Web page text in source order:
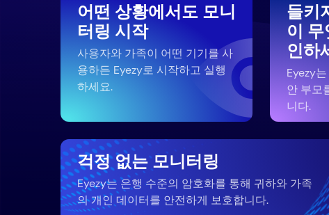
어떤 상황에서도 모니
터링 시작
사용자와 가족이 어떤 기기를 사
용하든 Eyezy로 시작하고 실행
하세요.
들키
이
인하
Eyezy
안 부모
니다.
걱정 없는 모니터링
Eyezy는 은행 수준의 암호화를 통해 귀하와 가족
의 개인 데이터를 안전하게 보호합니다.